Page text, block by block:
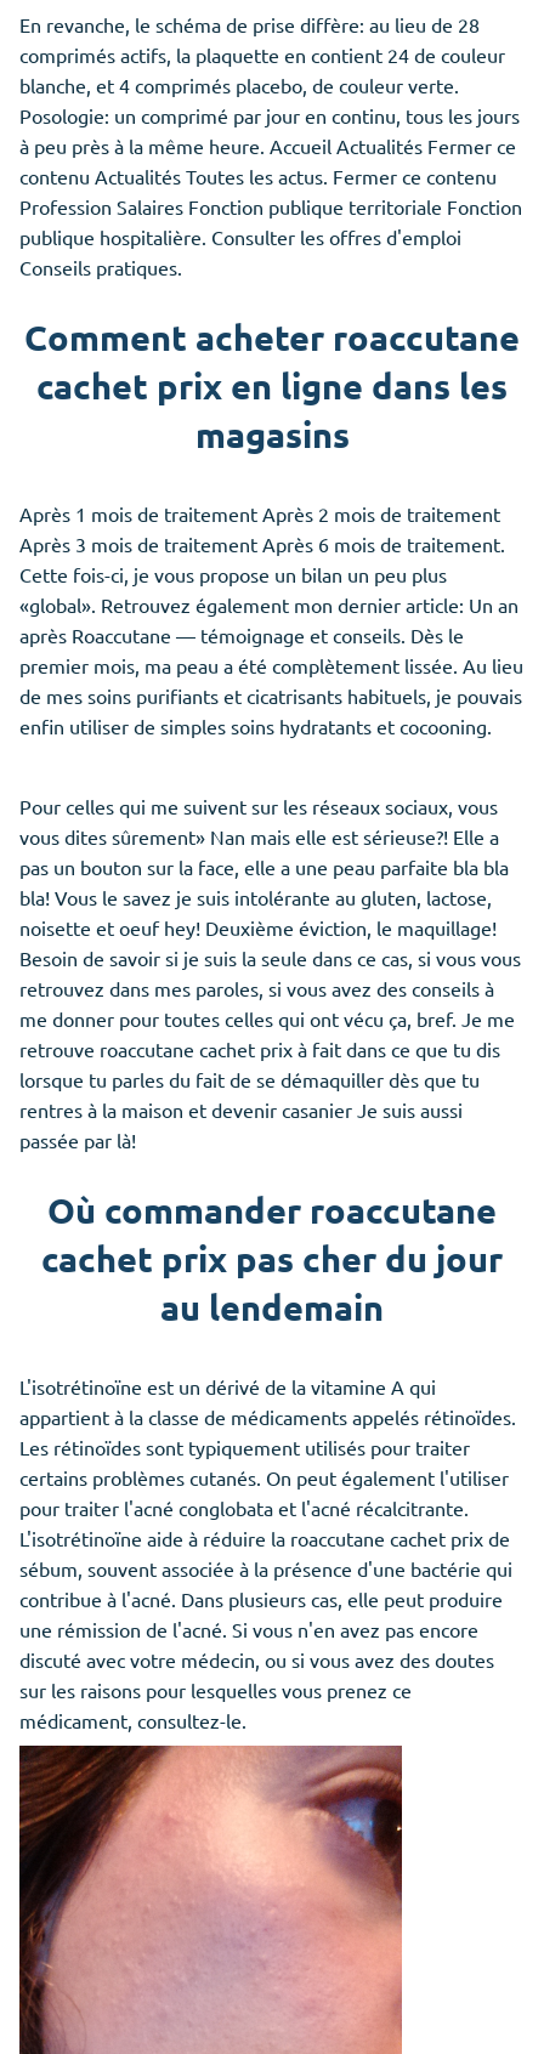
En revanche, le schéma de prise diffère: au lieu de 28
comprimés actifs, la plaquette en contient 24 de couleur
blanche, et 4 comprimés placebo, de couleur verte.
Posologie: un comprimé par jour en continu, tous les jours
à peu près à la même heure. Accueil Actualités Fermer ce
contenu Actualités Toutes les actus. Fermer ce contenu
Profession Salaires Fonction publique territoriale Fonction
publique hospitalière. Consulter les offres d'emploi
Conseils pratiques.
Comment acheter roaccutane
cachet prix en ligne dans les
magasins
Après 1 mois de traitement Après 2 mois de traitement
Après 3 mois de traitement Après 6 mois de traitement.
Cette fois-ci, je vous propose un bilan un peu plus
«global». Retrouvez également mon dernier article: Un an
après Roaccutane — témoignage et conseils. Dès le
premier mois, ma peau a été complètement lissée. Au lieu
de mes soins purifiants et cicatrisants habituels, je pouvais
enfin utiliser de simples soins hydratants et cocooning.
Pour celles qui me suivent sur les réseaux sociaux, vous
vous dites sûrement» Nan mais elle est sérieuse?! Elle a
pas un bouton sur la face, elle a une peau parfaite bla bla
bla! Vous le savez je suis intolérante au gluten, lactose,
noisette et oeuf hey! Deuxième éviction, le maquillage!
Besoin de savoir si je suis la seule dans ce cas, si vous vous
retrouvez dans mes paroles, si vous avez des conseils à
me donner pour toutes celles qui ont vécu ça, bref. Je me
retrouve roaccutane cachet prix à fait dans ce que tu dis
lorsque tu parles du fait de se démaquiller dès que tu
rentres à la maison et devenir casanier Je suis aussi
passée par là!
Où commander roaccutane
cachet prix pas cher du jour
au lendemain
L'isotrétinoïne est un dérivé de la vitamine A qui
appartient à la classe de médicaments appelés rétinoïdes.
Les rétinoïdes sont typiquement utilisés pour traiter
certains problèmes cutanés. On peut également l'utiliser
pour traiter l'acné conglobata et l'acné récalcitrante.
L'isotrétinoïne aide à réduire la roaccutane cachet prix de
sébum, souvent associée à la présence d'une bactérie qui
contribue à l'acné. Dans plusieurs cas, elle peut produire
une rémission de l'acné. Si vous n'en avez pas encore
discuté avec votre médecin, ou si vous avez des doutes
sur les raisons pour lesquelles vous prenez ce
médicament, consultez-le.